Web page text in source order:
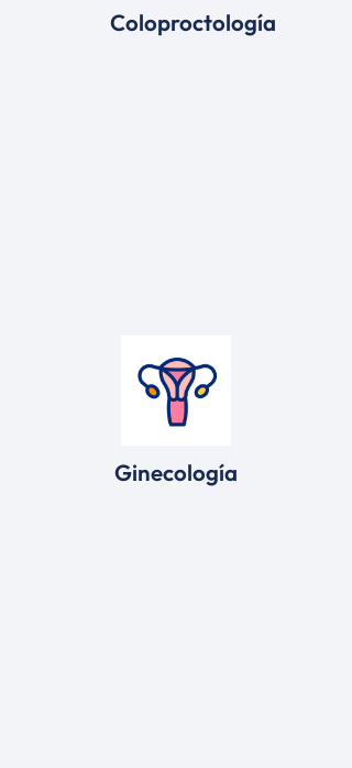
Coloproctología
Ginecología